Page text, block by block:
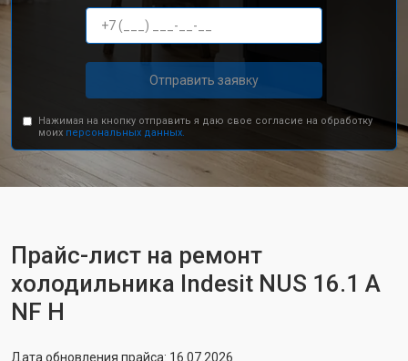
Отправить заявку
Нажимая на кнопку отправить я даю свое согласие на обработку
моих персональных данных.
Прайс-лист на ремонт
холодильника Indesit NUS 16.1 A
NF H
Дата обновления прайса: 16.07.2026